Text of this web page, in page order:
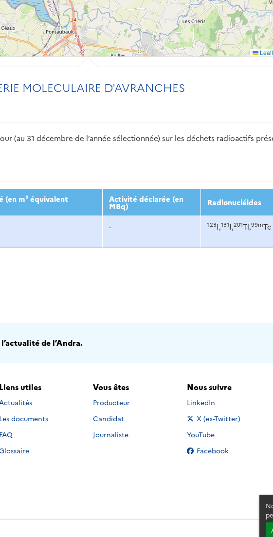
MOLECULAIRE D'AVRANCHES
(au 31 décembre de l’année sélectionnée) sur les déchets radioactifs
2017 2018 2019 2020 2021
(en m³ équivalent Activité déclarée (en
MBq) Radionucléides
- 123I,131I,201Tl,99mTc
de l’Andra.
Liens utiles
Actualités
Les documents
FAQ
Vous êtes
Producteur
Candidat
Journaliste
Nous suivre
Nous suivre sur
LinkedIn
Nous suivre sur
X (ex-Twitter)
Nous suivre sur
YouTube
Nous suivre sur
Facebook